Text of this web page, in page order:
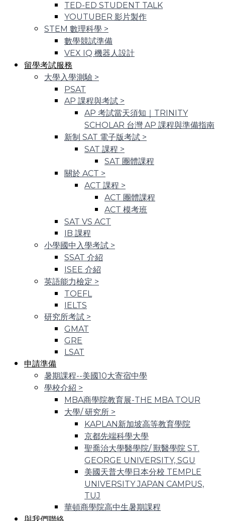
TED-ED STUDENT TALK
YOUTUBER 影片製作
STEM 數理科學 >
數學競試準備
VEX IQ 機器人設計
留學考試服務
大學入學測驗 >
PSAT
AP 課程與考試 >
AP 考試當天須知｜TRINITY
SCHOLAR 台灣 AP 課程與準備指南
新制 SAT 電子版考試 >
SAT 課程 >
SAT 團體課程
關於 ACT >
ACT 課程 >
ACT 團體課程
ACT 模考班
SAT VS ACT
IB 課程
小學國中入學考試 >
SSAT 介紹
ISEE 介紹
英語能力檢定 >
TOEFL
IELTS
研究所考試 >
GMAT
GRE
LSAT
申請準備
暑期課程--美國10大寄宿中學
學校介紹 >
MBA商學院教育展-THE MBA TOUR
大學/ 研究所 >
KAPLAN新加坡高等教育學院
京都先端科學大學
聖喬治大學醫學院/ 獸醫學院 ST.
GEORGE UNIVERSITY, SGU
美國天普大學日本分校 TEMPLE
UNIVERSITY JAPAN CAMPUS,
TUJ
華頓商學院高中生暑期課程